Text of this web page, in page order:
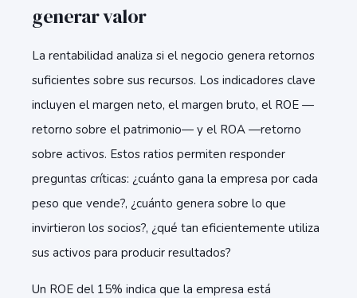
generar valor
La rentabilidad analiza si el negocio genera retornos
suficientes sobre sus recursos. Los indicadores clave
incluyen el margen neto, el margen bruto, el ROE —
retorno sobre el patrimonio— y el ROA —retorno
sobre activos. Estos ratios permiten responder
preguntas críticas: ¿cuánto gana la empresa por cada
peso que vende?, ¿cuánto genera sobre lo que
invirtieron los socios?, ¿qué tan eficientemente utiliza
sus activos para producir resultados?
Un ROE del 15% indica que la empresa está